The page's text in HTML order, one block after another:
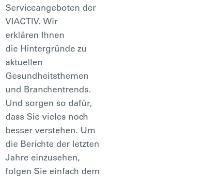
Serviceangeboten der
VIACTIV. Wir
erklären Ihnen
die Hintergründe zu
aktuellen
Gesundheitsthemen
und Branchentrends.
Und sorgen so dafür,
dass Sie vieles noch
besser verstehen. Um
die Berichte der letzten
Jahre einzusehen,
folgen Sie einfach dem